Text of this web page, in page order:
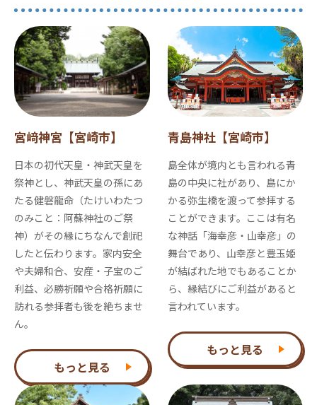
宮﨑神宮【宮崎市】
日本の初代天皇・神武天皇を
祭神とし、神武天皇の孫にあ
たる健磐龍命（たけいわたつ
のみこと：阿蘇神社のご祭
神）がその縁にちなんで創祀
したと伝わります。家内安全
や夫婦和合、安産・子宝のご
利益、必勝祈願や合格祈願に
訪れる参拝者も後を絶ちませ
ん。
もっと見る
青島神社【宮崎市】
島全体が境内とも言われる青
島の中央に社があり、島にか
かる弥生橋を渡って参拝する
ことができます。ここは有名
な神話「海幸彦・山幸彦」の
舞台であり、山幸彦と豊玉姫
が結ばれた地でもあることか
ら、縁結びにご利益があると
言われています。
もっと見る